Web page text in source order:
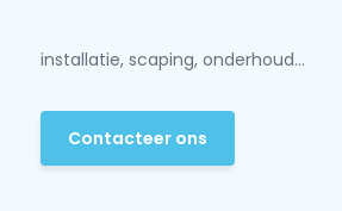
installatie, scaping, onderhoud...
Contacteer ons